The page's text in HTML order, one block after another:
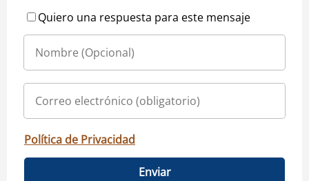
Quiero una respuesta para este mensaje
Política de Privacidad
Enviar